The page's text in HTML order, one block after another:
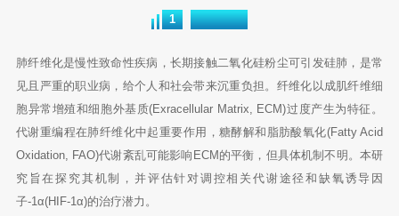
1 研究背景
肺纤维化是慢性致命性疾病，长期接触二氧化硅粉尘可引发硅肺，是常
见且严重的职业病，给个人和社会带来沉重负担。纤维化以成肌纤维细
胞异常增殖和细胞外基质(Exracellular Matrix, ECM)过度产生为特征。
代谢重编程在肺纤维化中起重要作用，糖酵解和脂肪酸氧化(Fatty Acid
Oxidation, FAO)代谢紊乱可能影响ECM的平衡，但具体机制不明。本研
究旨在探究其机制，并评估针对调控相关代谢途径和缺氧诱导因
子-1α(HIF-1α)的治疗潜力。